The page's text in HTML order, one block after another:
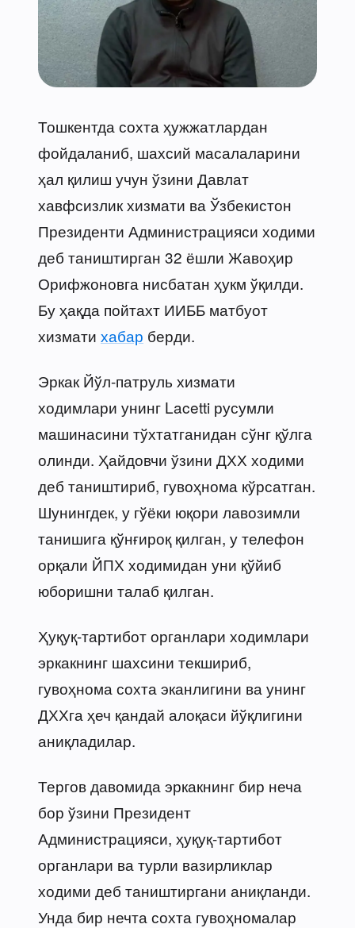
Тошкентда сохта ҳужжатлардан
фойдаланиб, шахсий масалаларини
ҳал қилиш учун ўзини Давлат
хавфсизлик хизмати ва Ўзбекистон
Президенти Администрацияси ходими
деб таништирган 32 ёшли Жавоҳир
Орифжоновга нисбатан ҳукм ўқилди.
Бу ҳақда пойтахт ИИББ матбуот
хизмати хабар берди.
Эркак Йўл-патруль хизмати
ходимлари унинг Lacetti русумли
машинасини тўхтатганидан сўнг қўлга
олинди. Ҳайдовчи ўзини ДХХ ходими
деб таништириб, гувоҳнома кўрсатган.
Шунингдек, у гўёки юқори лавозимли
танишига қўнғироқ қилган, у телефон
орқали ЙПХ ходимидан уни қўйиб
юборишни талаб қилган.
Ҳуқуқ-тартибот органлари ходимлари
эркакнинг шахсини текшириб,
гувоҳнома сохта эканлигини ва унинг
ДХХга ҳеч қандай алоқаси йўқлигини
аниқладилар.
Тергов давомида эркакнинг бир неча
бор ўзини Президент
Администрацияси, ҳуқуқ-тартибот
органлари ва турли вазирликлар
ходими деб таништиргани аниқланди.
Унда бир нечта сохта гувоҳномалар